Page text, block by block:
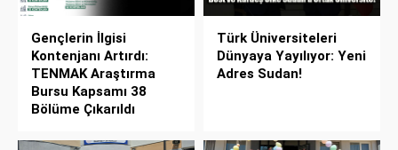
Gençlerin İlgisi
Kontenjanı Artırdı:
TENMAK Araştırma
Bursu Kapsamı 38
Bölüme Çıkarıldı
Türk Üniversiteleri
Dünyaya Yayılıyor: Yeni
Adres Sudan!